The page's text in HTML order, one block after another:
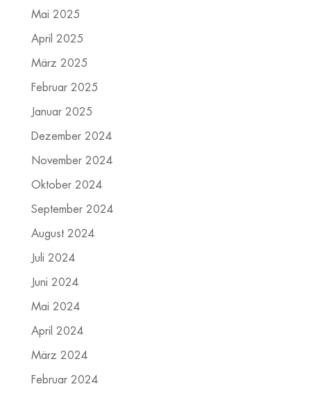
Mai 2025
April 2025
März 2025
Februar 2025
Januar 2025
Dezember 2024
November 2024
Oktober 2024
September 2024
August 2024
Juli 2024
Juni 2024
Mai 2024
April 2024
März 2024
Februar 2024